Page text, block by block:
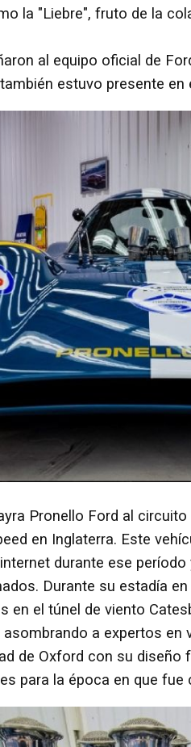
la "Liebre", fruto de la
al equipo oficial de
estuvo presente
Pronello Ford al circuito
en Inglaterra. Este
durante ese
Durante su estadía
en el túnel de viento
asombrando a expertos
de Oxford con su
para la época en que fue